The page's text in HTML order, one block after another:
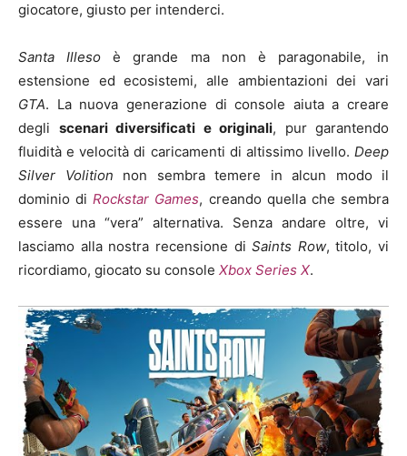
giocatore, giusto per intenderci.
Santa Illeso è grande ma non è paragonabile, in
estensione ed ecosistemi, alle ambientazioni dei vari
GTA. La nuova generazione di console aiuta a creare
degli scenari diversificati e originali, pur garantendo
fluidità e velocità di caricamenti di altissimo livello. Deep
Silver Volition non sembra temere in alcun modo il
dominio diRockstar Games, creando quella che sembra
essere una “vera” alternativa. Senza andare oltre, vi
lasciamo alla nostra recensione diSaints Row, titolo, vi
ricordiamo, giocato su console Xbox Series X.